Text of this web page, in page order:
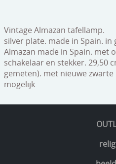
Vintage Almazan tafellamp.
silver plate. made in Spain. in
Almazan made in Spain. met
schakelaar en stekker. 29,50
gemeten). met nieuwe
mogelijk